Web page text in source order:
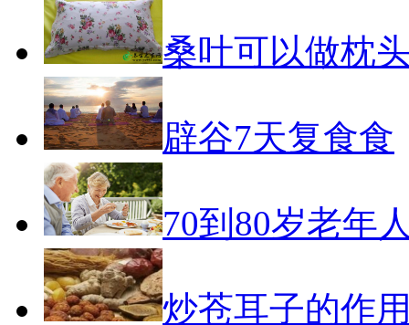
桑叶可以做枕
辟谷7天复食食
70到80岁老年
炒苍耳子的作